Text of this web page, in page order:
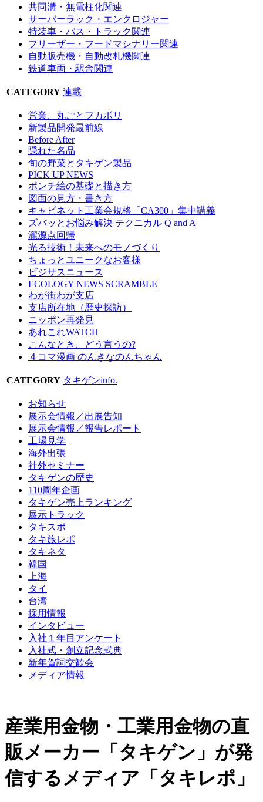
共同溝・無電柱化関連
サーバーラック・エンクロジャー
特装車・バス・トラック関連
フリーザー・フードマシナリー関連
自動販売機・自動改札機関連
鉄道車両・駅舎関連
CATEGORY 連載
営業、丸ごとフカボリ
新製品開発最前線
Before After
隠れた名品
旬の野菜とタキゲン製品
PICK UP NEWS
ポンチ絵の基礎と描き方
図面の見方・書き方
キャビネット工業会規格「CA300」集中講義
ズバッとお悩み解決 テクニカル Q and A
瀧源点回帰
光る技術！未来へのモノづくり
ちょっとユニークなお客様
ビジサスニュース
ECOLOGY NEWS SCRAMBLE
わが街わが支店
支店所在地（歴史探訪）
ニッポン再発見
あれこれWATCH
こんなとき、どう言うの?
４コマ漫画 のんきなのんちゃん
CATEGORY タキゲンinfo.
お知らせ
展示会情報／出展告知
展示会情報／報告レポート
工場見学
海外出張
社外セミナー
タキゲンの歴史
110周年企画
タキゲン売上ランキング
展示トラック
タキスポ
タキ旅レポ
タキネタ
韓国
上海
タイ
台湾
採用情報
インタビュー
入社１年目アンケート
入社式・創立記念式典
新年賀詞交歓会
メディア情報
産業用金物・工業用金物の直
販メーカー「タキゲン」が発
信するメディア「タキレポ」